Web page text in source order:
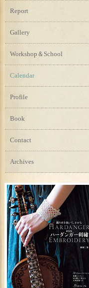
Report
Gallery
Workshop＆School
Calendar
Profile
Book
Contact
Archives